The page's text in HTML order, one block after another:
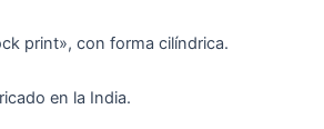
print», con forma cilíndrica.
en la India.